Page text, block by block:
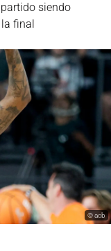
siendo
final
©acb